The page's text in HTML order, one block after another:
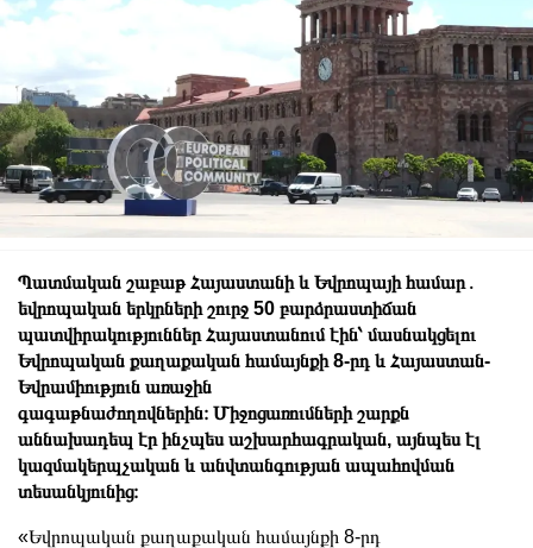
Պատմական շաբաթ Հայաստանի և Եվրոպայի համար․
եվրոպական երկրների շուրջ 50 բարձրաստիճան
պատվիրակություններ Հայաստանում էին՝ մասնակցելու
Եվրոպական քաղաքական համայնքի 8-րդ և Հայաստան-
Եվրամիություն առաջին
գագաթնաժողովներին։ Միջոցառումների շարքն
աննախադեպ էր ինչպես աշխարհագրական, այնպես էլ
կազմակերպչական և անվտանգության ապահովման
տեսանկյունից։
«Եվրոպական քաղաքական համայնքի 8-րդ